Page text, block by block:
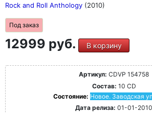
Rock and Roll Anthology (2010)
Под заказ
12999 руб. В корзину
Артикул: CDVP 154758
Состав: 10 CD
Состояние: Новое. Заводская
Дата релиза: 01-01-2010